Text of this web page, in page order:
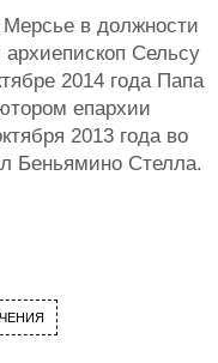
в должности
архиепископ Сельсу
2014 года Папа
епархии
2013 года во
Беньямино Стелла.